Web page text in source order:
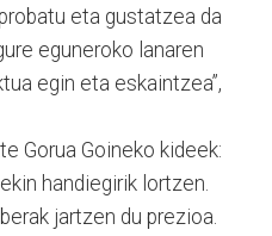
eta gustatzea da
eguneroko lanaren
egin eta eskaintzea”,
Gorua Goineko kideek:
handiegirik lortzen.
jartzen du prezioa.